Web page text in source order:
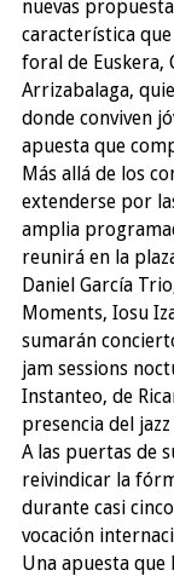
nuevas
característica
foral de Euskera,
Arrizabalaga,
donde conviven
apuesta que
Más allá de los
extenderse por
amplia
reunirá en la
Daniel García
Moments, Iosu
sumarán
jam sessions
Instanteo, de
presencia del
A las puertas de
reivindicar la
durante casi
vocación
Una apuesta